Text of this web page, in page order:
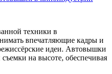
техники в
впечатляющие кадры и
идеи. Автовышки
на высоте, обеспечивая